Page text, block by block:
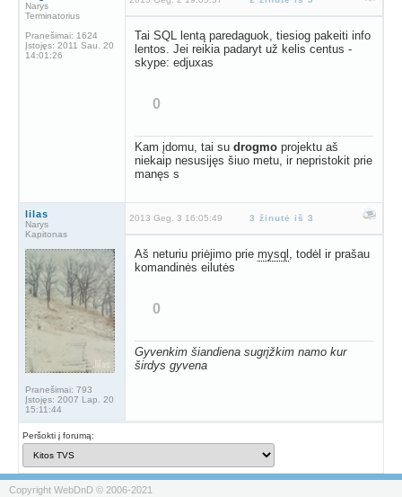
Narys
Terminatorius
Pranešimai: 1624
Įstojęs: 2011 Sau. 20
14:01:26
Tai SQL lentą paredaguok, tiesiog pakeiti info
lentos. Jei reikia padaryt už kelis centus -
skype: edjuxas
0
Kam įdomu, tai su drogmoprojektu aš
niekaip nesusijęs šiuo metu, ir nepristokit prie
manęs s
lilas
Narys
Kapitonas
Pranešimai: 793
Įstojęs: 2007 Lap. 20
15:11:44
2013 Geg. 3 16:05:49 3 žinutė iš 3
Aš neturiu priėjimo prie mysql , todėl ir prašau
komandinės eilutės
0
Gyvenkim šiandiena sugrįžkim namo kur
širdys gyvena
Peršokti į forumą:
Copyright WebDnD © 2006-2021